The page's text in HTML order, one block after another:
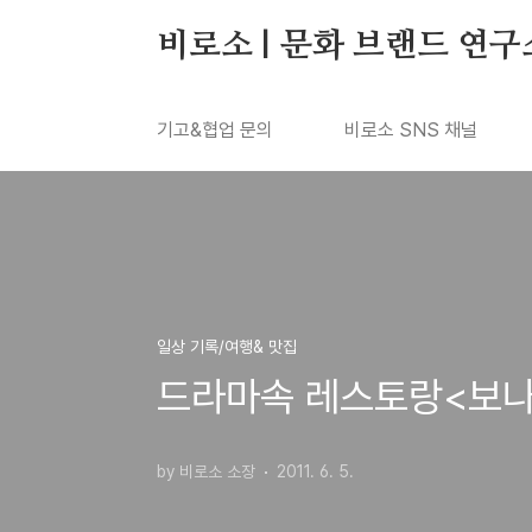
비로소 | 문화 브랜드 연구
기고&협업 문의 비로소 SNS 채널
일상 기록/여행& 맛집
드라마속 레스토랑<보
by 비로소 소장 2011. 6. 5.